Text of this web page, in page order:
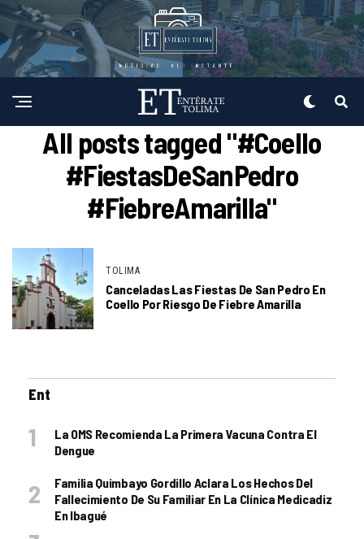
All posts tagged "#Coello
#FiestasDeSanPedro
#FiebreAmarilla"
TOLIMA
Canceladas Las Fiestas De San Pedro En
Coello Por Riesgo De Fiebre Amarilla
Ent
La OMS Recomienda La Primera Vacuna Contra El
Dengue
Familia Quimbayo Gordillo Aclara Los Hechos Del
Fallecimiento De Su Familiar En La Clínica Medicadiz
En Ibagué